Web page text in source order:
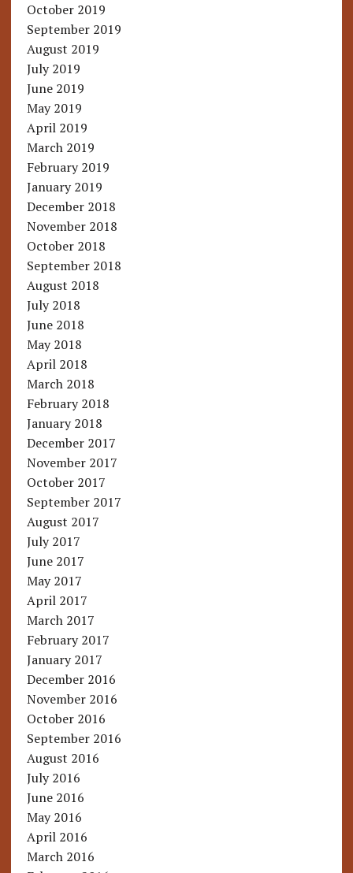
October 2019
September 2019
August 2019
July 2019
June 2019
May 2019
April 2019
March 2019
February 2019
January 2019
December 2018
November 2018
October 2018
September 2018
August 2018
July 2018
June 2018
May 2018
April 2018
March 2018
February 2018
January 2018
December 2017
November 2017
October 2017
September 2017
August 2017
July 2017
June 2017
May 2017
April 2017
March 2017
February 2017
January 2017
December 2016
November 2016
October 2016
September 2016
August 2016
July 2016
June 2016
May 2016
April 2016
March 2016